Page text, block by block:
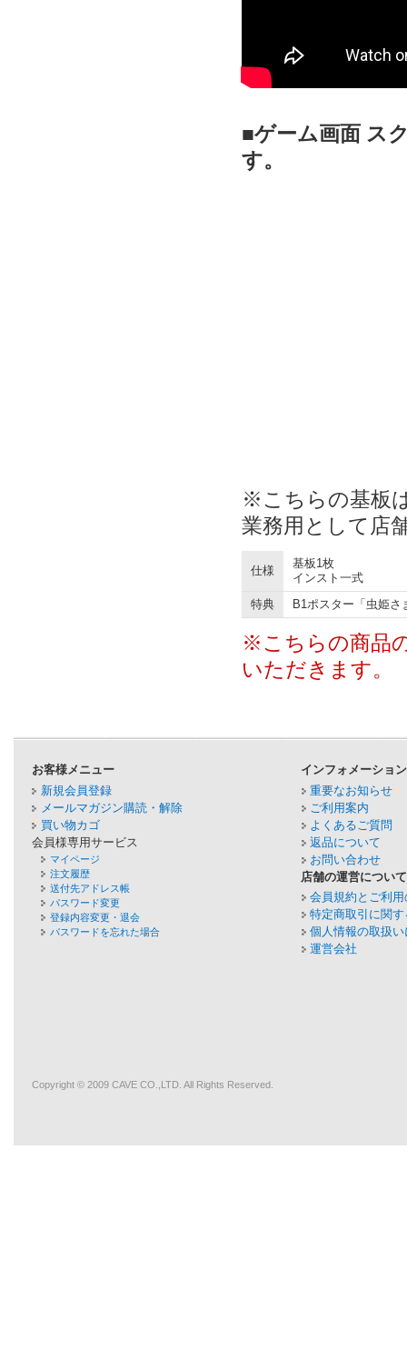
■ゲーム画面 ス
す。
※こちらの基板
業務用として店
仕様
基板1枚
インスト一式
特典
B1ポスター「虫姫さ
※こちらの商品
いただきます。
お客様メニュー
新規会員登録
メールマガジン購読・解除
買い物カゴ
会員様専用サービス
マイページ
注文履歴
送付先アドレス帳
パスワード変更
登録内容変更・退会
パスワードを忘れた場合
インフォメーション
重要なお知らせ
ご利用案内
よくあるご質問
返品について
お問い合わせ
店舗の運営について
会員規約とご利
特定商取引に関
個人情報の取扱
運営会社
Copyright © 2009 CAVE CO.,LTD. All Rights Reserved.